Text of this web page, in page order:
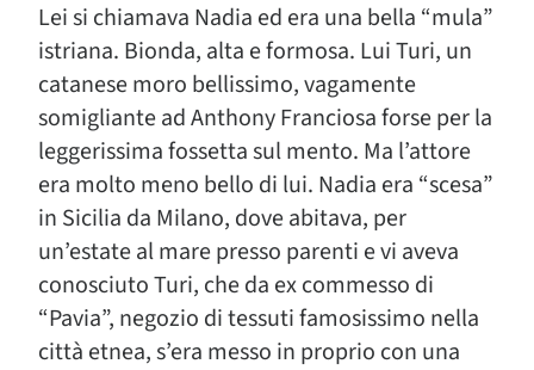
Lei si chiamava Nadia ed era una bella “mula”
istriana. Bionda, alta e formosa. Lui Turi, un
catanese moro bellissimo, vagamente
somigliante ad Anthony Franciosa forse per la
leggerissima fossetta sul mento. Ma l’attore
era molto meno bello di lui. Nadia era “scesa”
in Sicilia da Milano, dove abitava, per
un’estate al mare presso parenti e vi aveva
conosciuto Turi, che da ex commesso di
“Pavia”, negozio di tessuti famosissimo nella
città etnea, s’era messo in proprio con una